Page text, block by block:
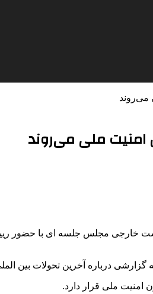
می‌روند
ملی می‌روند
سیاست خارجی مجلس جلسه ای با
درباره آخرین تحولات بین
امنیت ملی قرار دارد.